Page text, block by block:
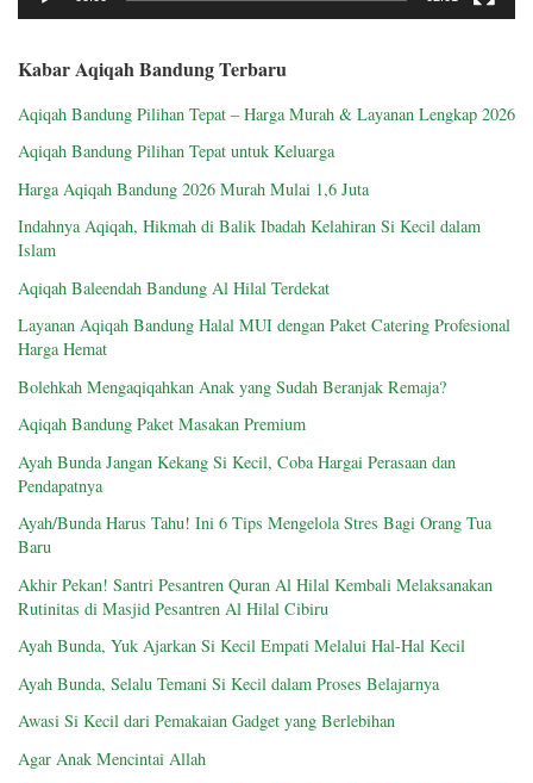
Kabar Aqiqah Bandung Terbaru
Aqiqah Bandung Pilihan Tepat – Harga Murah & Layanan Lengkap 2026
Aqiqah Bandung Pilihan Tepat untuk Keluarga
Harga Aqiqah Bandung 2026 Murah Mulai 1,6 Juta
Indahnya Aqiqah, Hikmah di Balik Ibadah Kelahiran Si Kecil dalam
Islam
Aqiqah Baleendah Bandung Al Hilal Terdekat
Layanan Aqiqah Bandung Halal MUI dengan Paket Catering Profesional
Harga Hemat
Bolehkah Mengaqiqahkan Anak yang Sudah Beranjak Remaja?
Aqiqah Bandung Paket Masakan Premium
Ayah Bunda Jangan Kekang Si Kecil, Coba Hargai Perasaan dan
Pendapatnya
Ayah/Bunda Harus Tahu! Ini 6 Tips Mengelola Stres Bagi Orang Tua
Baru
Akhir Pekan! Santri Pesantren Quran Al Hilal Kembali Melaksanakan
Rutinitas di Masjid Pesantren Al Hilal Cibiru
Ayah Bunda, Yuk Ajarkan Si Kecil Empati Melalui Hal-Hal Kecil
Ayah Bunda, Selalu Temani Si Kecil dalam Proses Belajarnya
Awasi Si Kecil dari Pemakaian Gadget yang Berlebihan
Agar Anak Mencintai Allah